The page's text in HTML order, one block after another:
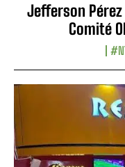
Jefferson
Comité